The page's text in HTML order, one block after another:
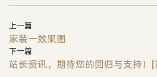
上一篇
家装一效果图
下一篇
站长资讯，期待您的回归与支持！